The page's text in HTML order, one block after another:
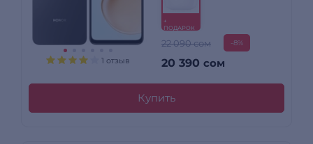
1 отзыв
+
ПОДАРОК
22 090 сом -8%
20 390 сом
Купить